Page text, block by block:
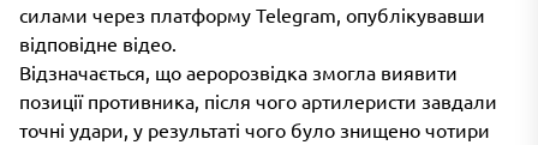
силами через платформу Telegram, опублікувавши
відповідне відео.
Відзначається, що аеророзвідка змогла виявити
позиції противника, після чого артилеристи завдали
точні удари, у результаті чого було знищено чотири